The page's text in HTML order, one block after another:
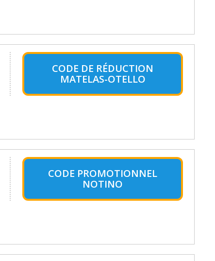
CODE DE RÉDUCTION
MATELAS-OTELLO
CODE PROMOTIONNEL
NOTINO